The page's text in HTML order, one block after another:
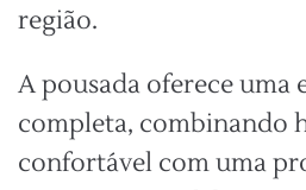
região.
A pousada oferece uma
completa, combinando
confortável com uma